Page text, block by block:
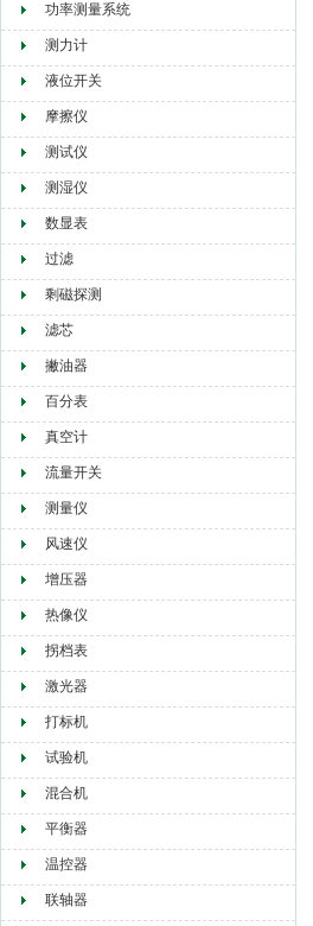
功率测量系统
测力计
液位开关
摩擦仪
测试仪
测湿仪
数显表
过滤
剩磁探测
滤芯
撇油器
百分表
真空计
流量开关
测量仪
风速仪
增压器
热像仪
拐档表
激光器
打标机
试验机
混合机
平衡器
温控器
联轴器